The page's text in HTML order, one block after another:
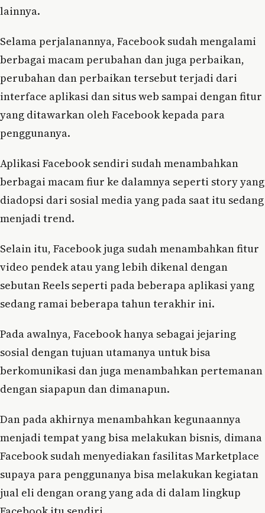
lainnya.
Selama perjalanannya, Facebook sudah mengalami
berbagai macam perubahan dan juga perbaikan,
perubahan dan perbaikan tersebut terjadi dari
interface aplikasi dan situs web sampai dengan fitur
yang ditawarkan oleh Facebook kepada para
penggunanya.
Aplikasi Facebook sendiri sudah menambahkan
berbagai macam fiur ke dalamnya seperti story yang
diadopsi dari sosial media yang pada saat itu sedang
menjadi trend.
Selain itu, Facebook juga sudah menambahkan fitur
video pendek atau yang lebih dikenal dengan
sebutan Reels seperti pada beberapa aplikasi yang
sedang ramai beberapa tahun terakhir ini.
Pada awalnya, Facebook hanya sebagai jejaring
sosial dengan tujuan utamanya untuk bisa
berkomunikasi dan juga menambahkan pertemanan
dengan siapapun dan dimanapun.
Dan pada akhirnya menambahkan kegunaannya
menjadi tempat yang bisa melakukan bisnis, dimana
Facebook sudah menyediakan fasilitas Marketplace
supaya para penggunanya bisa melakukan kegiatan
jual eli dengan orang yang ada di dalam lingkup